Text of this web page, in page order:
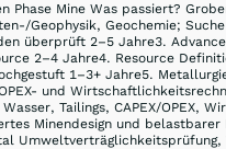
Phase Mine Was passiert?
Geophysik, Geochemie;
überprüft 2–5 Jahre3.
2–4 Jahre4. Resource
1–3+ Jahre5.
und
Tailings, CAPEX/OPEX,
Minendesign und